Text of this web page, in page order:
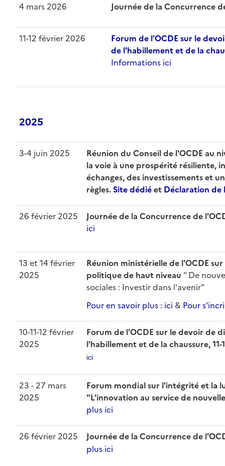
4 mars 2026 Journée de la Concurrence
11-12 février 2026
Forum de l'OCDE sur le
de l'habillement et de la
Informations ici
2025
3-4 juin 2025
Réunion du Conseil de l'OCDE au
la voie à une prospérité résiliente,
échanges, des investissements et
règles.Site dédiéet Déclaration de
26 février 2025
Journée de la Concurrence de
ici
13 et 14 février
2025
Réunion ministérielle de l'OCDE
politique de haut niveau " De
sociales : Investir dans l'avenir"
Pour en savoir plus : ici & Pour
10-11-12 février
2025
Forum de l'OCDE sur le devoir de
l'habillement et de la chaussure,
ici
23 - 27 mars
2025
Forum mondial sur l'intégrité et la
"L'innovation au service de
plus ici
26 février 2025
Journée de la Concurrence de
plus ici